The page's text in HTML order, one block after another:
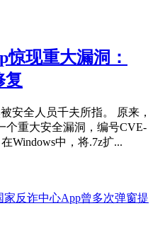
现重大漏洞：
复
安全人员千夫所指。 原来，
个重大安全漏洞，编号CVE-
Windows中，将.7z扩...
反诈中心App曾多次弹窗提